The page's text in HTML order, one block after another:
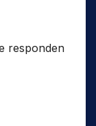
responden